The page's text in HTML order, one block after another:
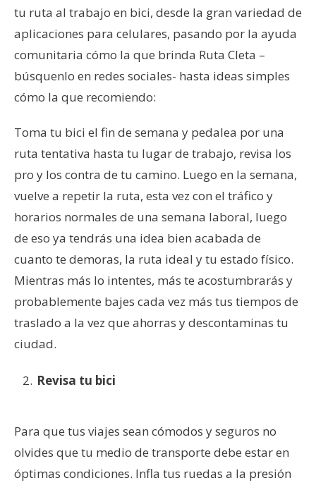
tu ruta al trabajo en bici, desde la gran variedad de
aplicaciones para celulares, pasando por la ayuda
comunitaria cómo la que brinda Ruta Cleta –
búsquenlo en redes sociales- hasta ideas simples
cómo la que recomiendo:
Toma tu bici el fin de semana y pedalea por una
ruta tentativa hasta tu lugar de trabajo, revisa los
pro y los contra de tu camino. Luego en la semana,
vuelve a repetir la ruta, esta vez con el tráfico y
horarios normales de una semana laboral, luego
de eso ya tendrás una idea bien acabada de
cuanto te demoras, la ruta ideal y tu estado físico.
Mientras más lo intentes, más te acostumbrarás y
probablemente bajes cada vez más tus tiempos de
traslado a la vez que ahorras y descontaminas tu
ciudad.
Revisa tu bici
Para que tus viajes sean cómodos y seguros no
olvides que tu medio de transporte debe estar en
óptimas condiciones. Infla tus ruedas a la presión